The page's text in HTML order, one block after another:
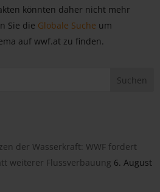
könnten daher nicht mehr
Sie die Globale Suche um
auf wwf.at zu finden.
der Wasserkraft: WWF fordert
weiterer Flussverbauung 6. August